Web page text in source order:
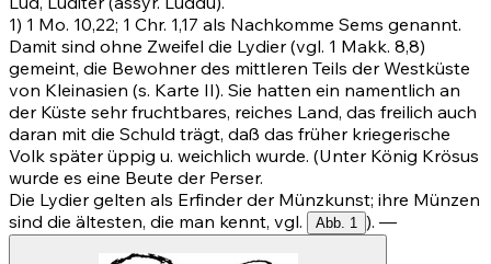
1) 1 Mo. 10,22; 1 Chr. 1,17 als Nachkomme Sems genannt.
Damit sind ohne Zweifel die Lydier (vgl. 1 Makk. 8,8)
gemeint, die Bewohner des mittleren Teils der Westküste
von Kleinasien (s. Karte II). Sie hatten ein namentlich an
der Küste sehr fruchtbares, reiches Land, das freilich auch
daran mit die Schuld trägt, daß das früher kriegerische
Volk später üppig u. weichlich wurde. (Unter König Krösus
wurde es eine Beute der Perser.
Die Lydier gelten als Erfinder der Münzkunst; ihre Münzen
sind die ältesten, die man kennt, vgl.
Abb. 1 ). —